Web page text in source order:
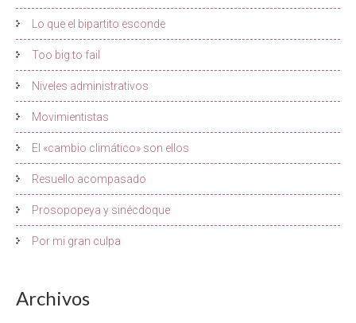
Lo que el bipartito esconde
Too big to fail
Niveles administrativos
Movimientistas
El «cambio climático» son ellos
Resuello acompasado
Prosopopeya y sinécdoque
Por mi gran culpa
Archivos